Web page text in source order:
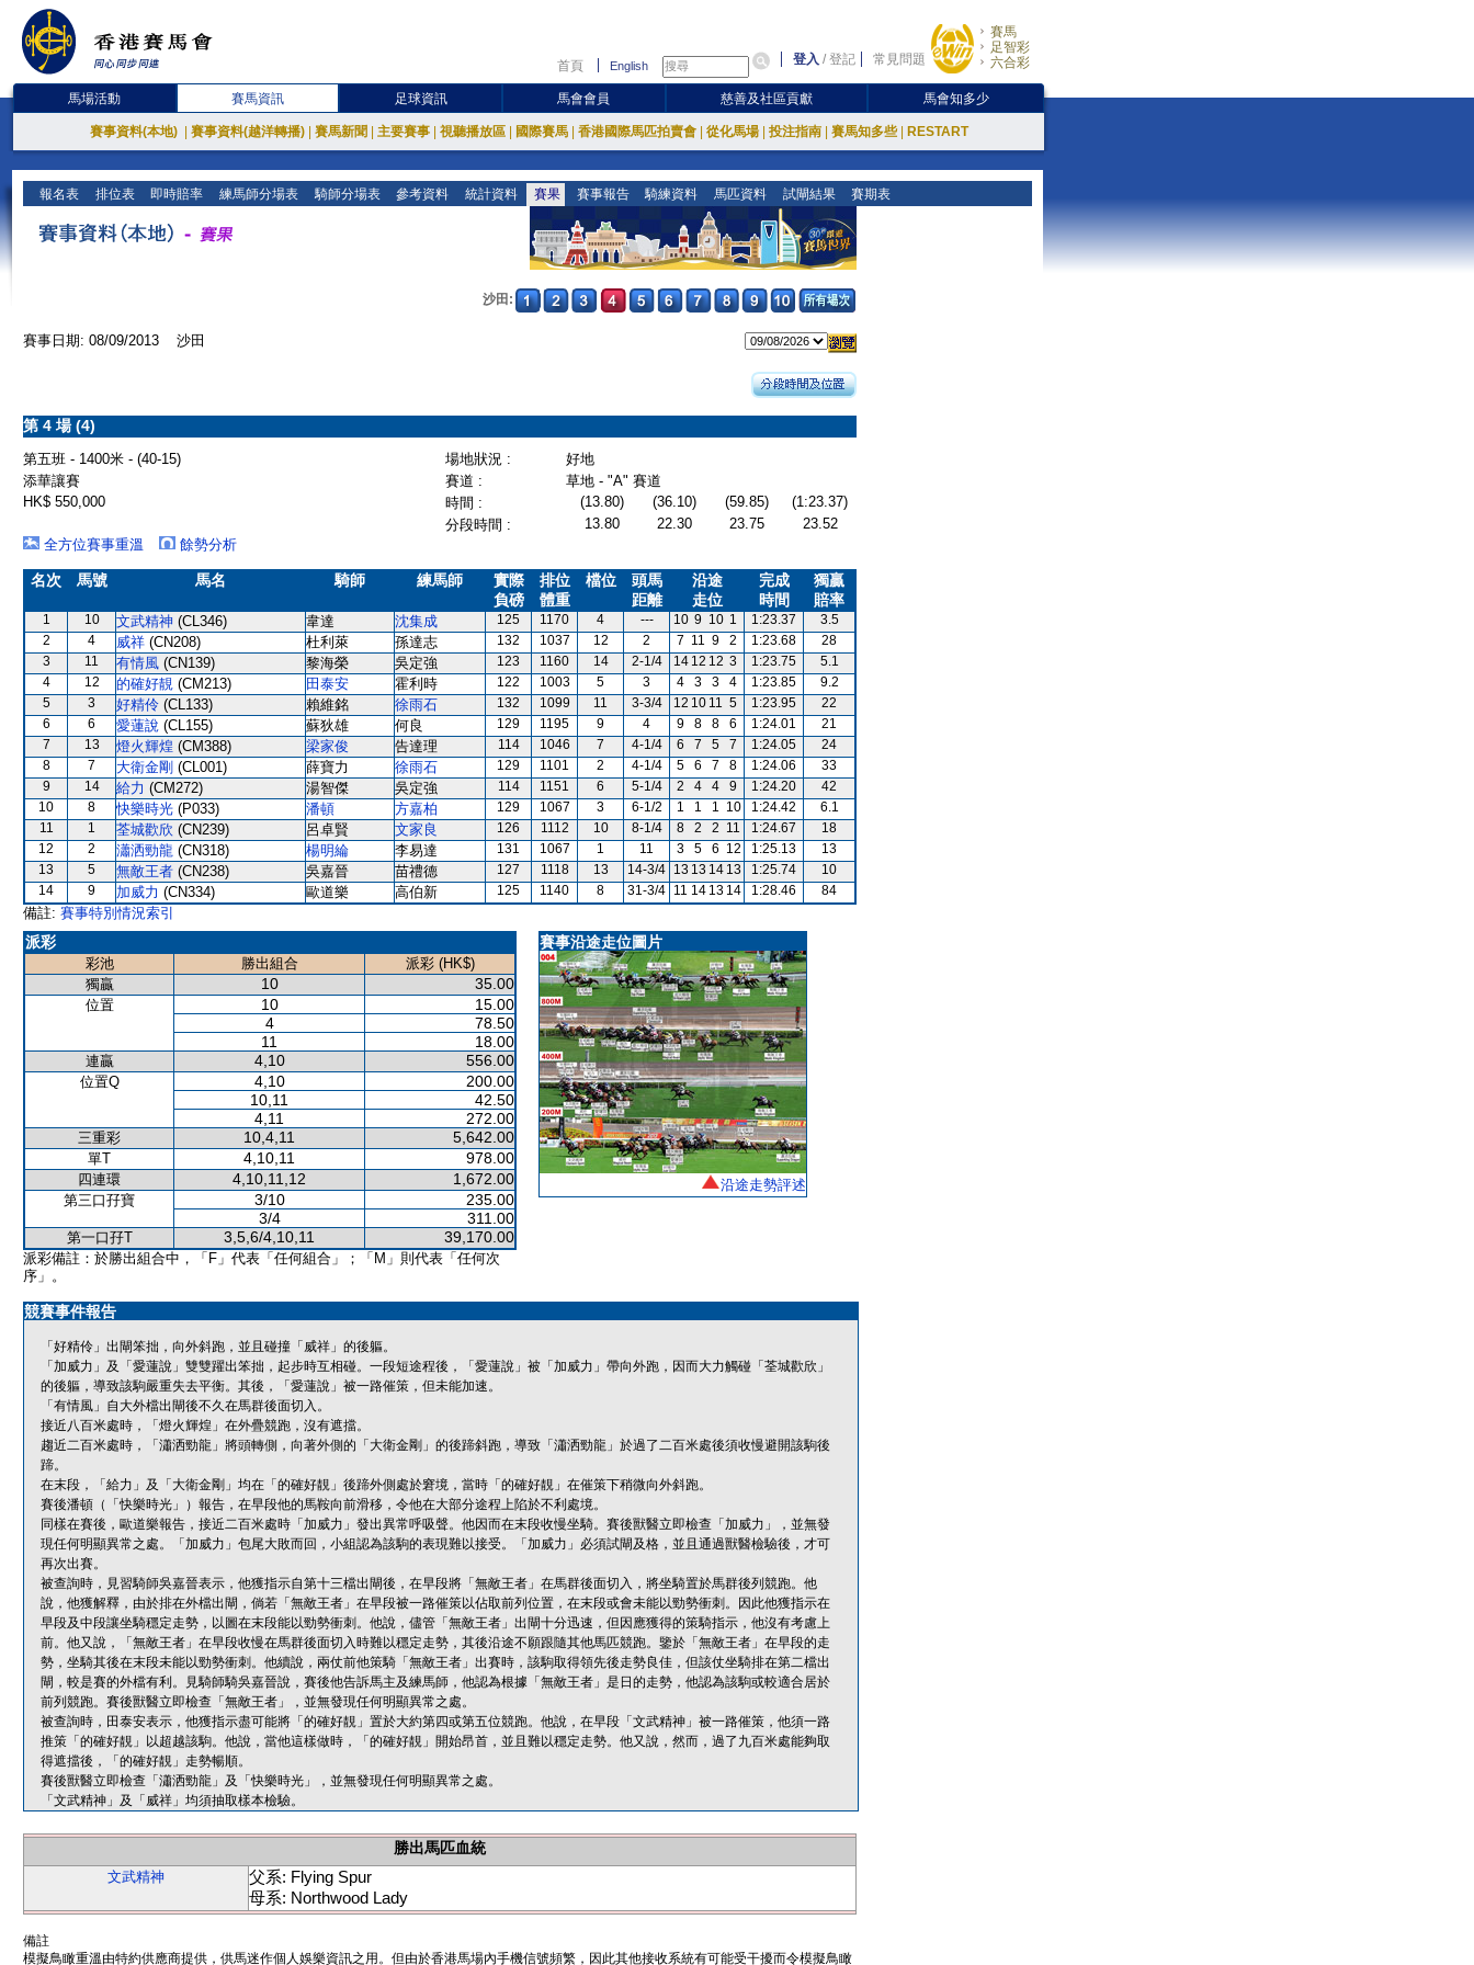
首頁 English 登入 /登記 常見問題
賽馬
足智彩
六合彩
馬場活動 賽馬資訊 足球資訊 馬會會員 慈善及社區貢獻 馬會知多少
賽事資料(本地) 賽事資料(越洋轉播) 賽馬新聞 主要賽事 視聽播放區 國際賽馬 香港國際馬匹拍賣會 從化馬場 投注指南 賽馬知多些 RESTART
報名表 排位表 即時賠率 練馬師分場表 騎師分場表 參考資料 統計資料 賽果 賽事報告 騎練資料 馬匹資料 試閘結果 賽期表
沙田:
賽事日期: 08/09/2013 沙田
第 4 場 (4)
第五班 - 1400米 - (40-15) 場地狀況 :
好地
添華讓賽
賽道 :
草地 - "A" 賽道
HK$ 550,000
時間 : (13.80) (36.10) (59.85)
(1:23.37)
分段時間 :
13.80 22.30 23.75
23.52
全方位賽事重溫
餘勢分析
名次 馬號 馬名 騎師 練馬師
實際
負磅
排位
體重
檔位
頭馬
距離
沿途
走位
完成
時間
獨贏
賠率
1 10 文武精神 (CL346) 韋達 沈集成 125 1170 4 --- 10 9 10 1 1:23.37
3.5
2
4 威祥 (CN208) 杜利萊 孫達志 132 1037 12 2 7 11 9 2 1:23.68
28
3
11 有情風 (CN139) 黎海榮 吳定強 123 1160 14 2-1/4 14 12 12 3 1:23.75
5.1
4
12 的確好靚 (CM213) 田泰安 霍利時 122 1003 5 3 4 3 3 4 1:23.85
9.2
5
3 好精伶 (CL133) 賴維銘 徐雨石 132 1099 11 3-3/4 12 10 11 5 1:23.95
22
6
6 愛蓮說 (CL155) 蘇狄雄 何良 129 1195 9 4 9 8 8 6 1:24.01
21
7
13 燈火輝煌 (CM388) 梁家俊 告達理 114 1046 7 4-1/4 6 7 5 7 1:24.05
24
8
7 大衛金剛 (CL001) 薛寶力 徐雨石 129 1101 2 4-1/4 5 6 7 8 1:24.06
33
9
14 給力 (CM272) 湯智傑 吳定強 114 1151 6 5-1/4 2 4 4 9 1:24.20
42
10
8 快樂時光 (P033) 潘頓 方嘉柏 129 1067 3 6-1/2 1 1 1 10 1:24.42
6.1
11
1 荃城歡欣 (CN239) 呂卓賢 文家良 126 1112 10 8-1/4 8 2 2 11 1:24.67
18
12
2 瀟洒勁龍 (CN318) 楊明綸 李易達 131 1067 1 11 3 5 6 12 1:25.13
13
13
5 無敵王者 (CN238) 吳嘉晉 苗禮德 127 1118 13 14-3/4 13 13 14 13 1:25.74
10
14
9 加威力 (CN334) 歐道樂 高伯新 125 1140 8 31-3/4 11 14 13 14 1:28.46 84
備註: 賽事特別情況索引
派彩
彩池 勝出組合
派彩 (HK$)
獨贏
10 35.00
位置 10
15.00
4
78.50
11
18.00
連贏 4,10 556.00
位置Q 4,10
200.00
10,11
42.50
4,11
272.00
三重彩 10,4,11 5,642.00
單T 4,10,11 978.00
四連環 4,10,11,12 1,672.00
第三口孖寶 3/10
235.00
3/4
311.00
第一口孖T 3,5,6/4,10,11 39,170.00
派彩備註：於勝出組合中，「F」代表「任何組合」；「M」則代表「任何次
序」。
賽事沿途走位圖片
沿途走勢評述
競賽事件報告
「好精伶」出閘笨拙，向外斜跑，並且碰撞「威祥」的後軀。
「加威力」及「愛蓮說」雙雙躍出笨拙，起步時互相碰。一段短途程後，「愛蓮說」被「加威力」帶向外跑，因而大力觸碰「荃城歡欣」
的後軀，導致該駒嚴重失去平衡。其後，「愛蓮說」被一路催策，但未能加速。
「有情風」自大外檔出閘後不久在馬群後面切入。
接近八百米處時，「燈火輝煌」在外疊競跑，沒有遮擋。
趨近二百米處時，「瀟洒勁龍」將頭轉側，向著外側的「大衛金剛」的後蹄斜跑，導致「瀟洒勁龍」於過了二百米處後須收慢避開該駒後
蹄。
在末段，「給力」及「大衛金剛」均在「的確好靚」後蹄外側處於窘境，當時「的確好靚」在催策下稍微向外斜跑。
賽後潘頓（「快樂時光」）報告，在早段他的馬鞍向前滑移，令他在大部分途程上陷於不利處境。
同樣在賽後，歐道樂報告，接近二百米處時「加威力」發出異常呼吸聲。他因而在末段收慢坐騎。賽後獸醫立即檢查「加威力」，並無發
現任何明顯異常之處。「加威力」包尾大敗而回，小組認為該駒的表現難以接受。「加威力」必須試閘及格，並且通過獸醫檢驗後，才可
再次出賽。
被查詢時，見習騎師吳嘉晉表示，他獲指示自第十三檔出閘後，在早段將「無敵王者」在馬群後面切入，將坐騎置於馬群後列競跑。他
說，他獲解釋，由於排在外檔出閘，倘若「無敵王者」在早段被一路催策以佔取前列位置，在末段或會未能以勁勢衝刺。因此他獲指示在
早段及中段讓坐騎穩定走勢，以圖在末段能以勁勢衝刺。他說，儘管「無敵王者」出閘十分迅速，但因應獲得的策騎指示，他沒有考慮上
前。他又說，「無敵王者」在早段收慢在馬群後面切入時難以穩定走勢，其後沿途不願跟隨其他馬匹競跑。鑒於「無敵王者」在早段的走
勢，坐騎其後在末段未能以勁勢衝刺。他續說，兩仗前他策騎「無敵王者」出賽時，該駒取得領先後走勢良佳，但該仗坐騎排在第二檔出
閘，較是賽的外檔有利。見騎師騎吳嘉晉說，賽後他告訴馬主及練馬師，他認為根據「無敵王者」是日的走勢，他認為該駒或較適合居於
前列競跑。賽後獸醫立即檢查「無敵王者」，並無發現任何明顯異常之處。
被查詢時，田泰安表示，他獲指示盡可能將「的確好靚」置於大約第四或第五位競跑。他說，在早段「文武精神」被一路催策，他須一路
推策「的確好靚」以超越該駒。他說，當他這樣做時，「的確好靚」開始昂首，並且難以穩定走勢。他又說，然而，過了九百米處能夠取
得遮擋後，「的確好靚」走勢暢順。
賽後獸醫立即檢查「瀟洒勁龍」及「快樂時光」，並無發現任何明顯異常之處。
「文武精神」及「威祥」均須抽取樣本檢驗。
勝出馬匹血統
文武精神
父系: Flying Spur
母系: Northwood Lady
備註
模擬鳥瞰重溫由特約供應商提供，供馬迷作個人娛樂資訊之用。但由於香港馬場內手機信號頻繁，因此其他接收系統有可能受干擾而令模擬鳥瞰